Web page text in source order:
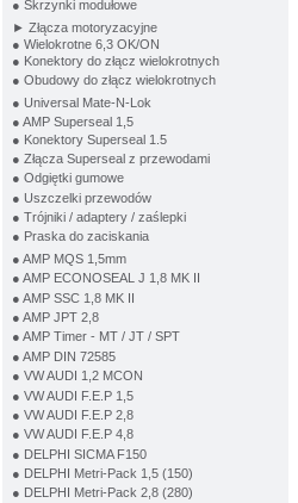
● Skrzynki modułowe
► Złącza motoryzacyjne
● Wielokrotne 6,3 OK/ON
● Konektory do złącz wielokrotnych
● Obudowy do złącz wielokrotnych
● Universal Mate-N-Lok
● AMP Superseal 1,5
● Konektory Superseal 1.5
● Złącza Superseal z przewodami
● Odgiętki gumowe
● Uszczelki przewodów
● Trójniki / adaptery / zaślepki
● Praska do zaciskania
● AMP MQS 1,5mm
● AMP ECONOSEAL J 1,8 MK II
● AMP SSC 1,8 MK II
● AMP JPT 2,8
● AMP Timer - MT / JT / SPT
● AMP DIN 72585
● VW AUDI 1,2 MCON
● VW AUDI F.E.P 1,5
● VW AUDI F.E.P 2,8
● VW AUDI F.E.P 4,8
● DELPHI SICMA F150
● DELPHI Metri-Pack 1,5 (150)
● DELPHI Metri-Pack 2,8 (280)